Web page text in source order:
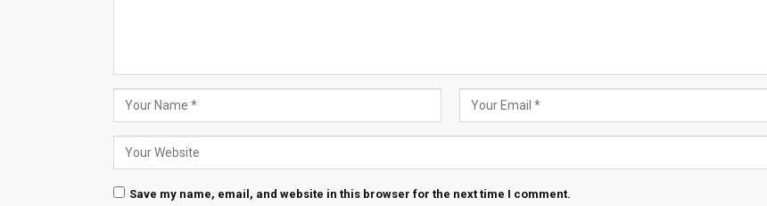
Save my name, email, and website in this browser for the next time I comment.